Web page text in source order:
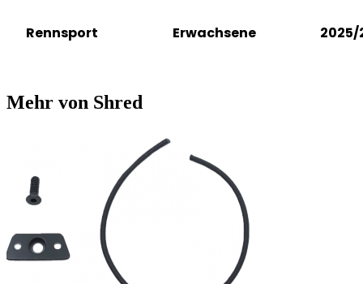
Rennsport Erwachsene 2025/
Mehr von Shred